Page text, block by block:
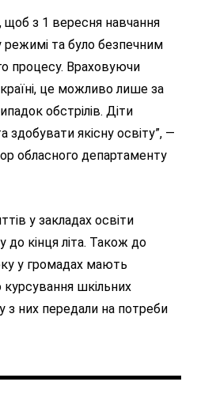
щоб з 1 вересня навчання
режимі та було безпечним
процесу. Враховуючи
це можливо лише за
обстрілів. Діти
здобувати якісну освіту”, —
обласного департаменту
у закладах освіти
до кінця літа. Також до
у громадах мають
шкільних
з них передали на потреби